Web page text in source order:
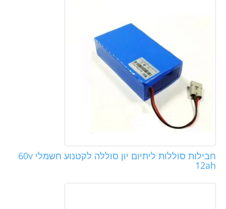
חבילות סוללות ליתיום יון סוללה לקטנוע חשמלי 60v
12ah